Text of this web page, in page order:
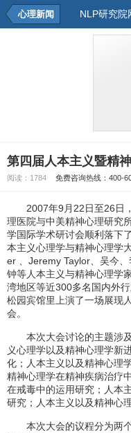
心理新闻 NLP研究院
第四届人本主义暨精
阅读： 1784 免费咨询热线：400-
2007年9月22日至26日，
理医院与中美精神心理研究
学国际学术研讨会顺利落下
本主义心理学与精神心理学
er 、Jeremy Taylor、吴今
钟等人本主义与精神心理学
湾地区等近300多名国内外
松园宾馆里上演了一场展现
会。
本次大会讨论的主题涉及
义心理学以及精神心理学新
化；人本主义以及精神心理
精神心理学在精神疾病治疗
在戒毒中的运用研究；人本
研究；人本主义以及精神心
本次大会的议程分为两个